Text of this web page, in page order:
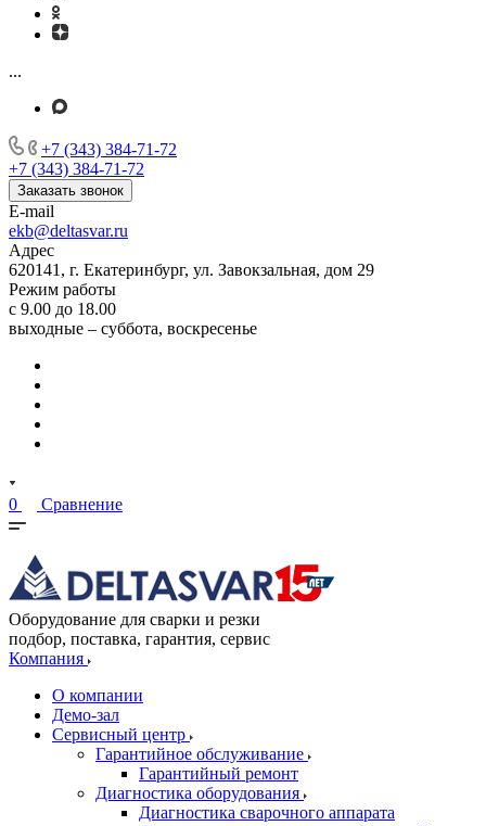
...
+7 (343) 384-71-72
+7 (343) 384-71-72
Заказать звонок
E-mail
ekb@deltasvar.ru
Адрес
620141, г. Екатеринбург, ул. Завокзальная, дом 29
Режим работы
с 9.00 до 18.00
выходные – суббота, воскресенье
0 Сравнение
Оборудование для сварки и резки
подбор, поставка, гарантия, сервис
Компания
О компании
Демо-зал
Сервисный центр
Гарантийное обслуживание
Гарантийный ремонт
Диагностика оборудования
Диагностика сварочного аппарата